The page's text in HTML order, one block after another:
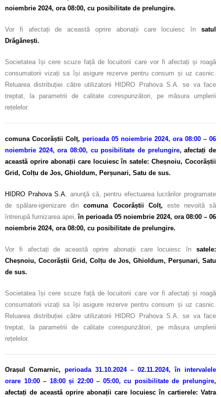
noiembrie 2024, ora 08:00, cu posibilitate de prelungire.
Vor fi afectați de această oprire abonații care locuiesc în satul
Drăgănești.
Societatea își cere scuze față de locuitorii care vor fi afectați și roagă
consumatorii vizați sa își asigure rezerve pentru consum și uz casnic.
Reluarea distribuției către utilizatorii HIDRO Prahova S.A. se va face
treptat, la parametrii de calitate corespunzători, pe măsura umplerii
rețelelor.
comuna Cocorăștii Colț, perioada 05 noiembrie 2024, ora 08:00 – 06
noiembrie 2024, ora 08:00, cu posibilitate de prelungire,afectați de
această oprire abonații care locuiesc însatele: Cheșnoiu, Cocorăștii
Grid, Colțu de Jos, Ghioldum, Perșunari, Satu de sus.
HIDRO Prahova S.A.
anunţă că, pentru efectuarea lucrărilor programate
de spălare-igienizare dincomuna Cocorăștii Colț, este nevoită să
întrerupă furnizarea apei,în perioada 05 noiembrie 2024, ora 08:00 – 06
noiembrie 2024, ora 08:00, cu posibilitate de prelungire.
Vor fi afectați de această oprire abonații care locuiesc în satele:
Cheșnoiu, Cocorăștii Grid, Colțu de Jos, Ghioldum, Perșunari, Satu
de sus.
Societatea își cere scuze față de locuitorii care vor fi afectați și roagă
consumatorii vizați sa își asigure rezerve pentru consum și uz casnic.
Reluarea distribuției către utilizatorii HIDRO Prahova S.A. se va face
treptat, la parametrii de calitate corespunzători, pe măsura umplerii
rețelelor.
Orașul Comarnic, perioada 31.10.2024 – 02.11.2024, în intervalele
orare 10:00 – 18:00 și 22:00 – 05:00, cu posibilitate de prelungire,
afectați de această oprire abonații care locuiesc în cartierele: Vatra